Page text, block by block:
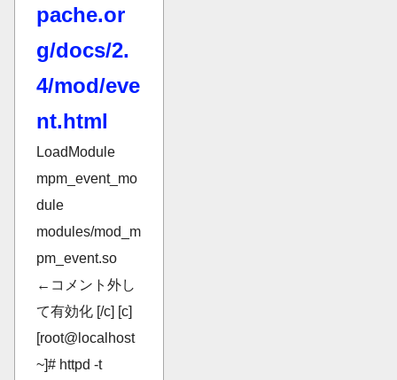
pache.or
g/docs/2.
4/mod/eve
nt.html
LoadModule
mpm_event_mo
dule
modules/mod_m
pm_event.so
←コメント外し
て有効化 [/c] [c]
[root@localhost
~]# httpd -t